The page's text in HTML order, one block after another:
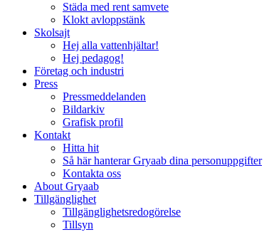
Städa med rent samvete
Klokt avloppstänk
Skolsajt
Hej alla vattenhjältar!
Hej pedagog!
Företag och industri
Press
Pressmeddelanden
Bildarkiv
Grafisk profil
Kontakt
Hitta hit
Så här hanterar Gryaab dina personuppgifter
Kontakta oss
About Gryaab
Tillgänglighet
Tillgänglighetsredogörelse
Tillsyn